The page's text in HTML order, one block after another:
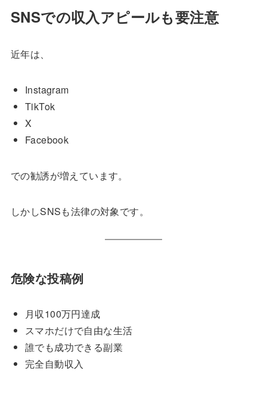
SNSでの収入アピールも要注意
近年は、
Instagram
TikTok
X
Facebook
での勧誘が増えています。
しかしSNSも法律の対象です。
危険な投稿例
月収100万円達成
スマホだけで自由な生活
誰でも成功できる副業
完全自動収入